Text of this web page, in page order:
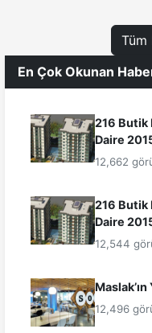
Tüm
En Çok Okunan
216 Butik
Daire
12,662
216 Butik
Daire
12,544
12,496